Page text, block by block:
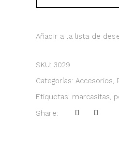
Añadir a la lista de
SKU: 3029
Categorías: Accesorios,
Etiquetas: marcasitas,
Share: